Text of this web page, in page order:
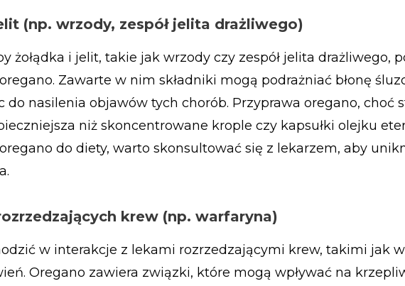
(np. wrzody, zespół jelita drażliwego)
żołądka i jelit, takie jak wrzody czy zespół jelita drażliwego,
Zawarte w nim składniki mogą podrażniać błonę
do nasilenia objawów tych chorób. Przyprawa oregano, choć
niż skoncentrowane krople czy kapsułki olejku
do diety, warto skonsultować się z lekarzem, aby
krew (np. warfaryna)
w interakcje z lekami rozrzedzającymi krew, takimi jak
Oregano zawiera związki, które mogą wpływać na